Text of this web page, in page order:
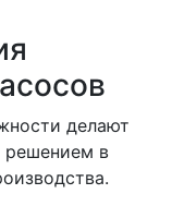
делают
решением в